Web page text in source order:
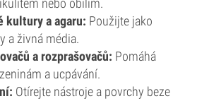
nebo obilím.
kultury a agaru: Použijte jako
a živná média.
a rozprašovačů: Pomáhá
a ucpávání.
Otírejte nástroje a povrchy beze